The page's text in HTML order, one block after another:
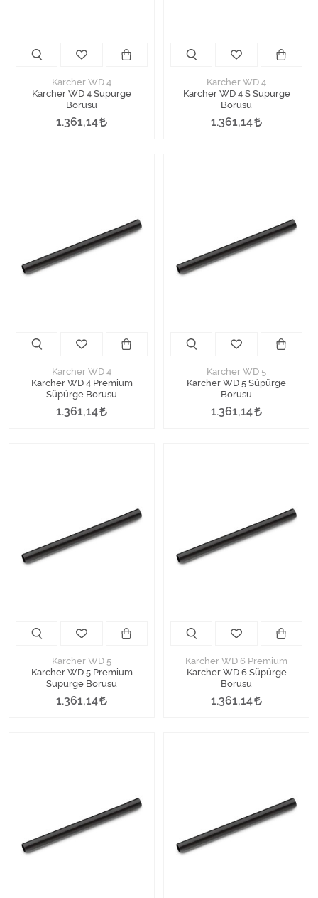
Karcher WD 4
Karcher WD 4 Süpürge
Borusu
1.361,14
Karcher WD 4
Karcher WD 4 S Süpürge
Borusu
1.361,14
Karcher WD 4
Karcher WD 4 Premium
Süpürge Borusu
1.361,14
Karcher WD 5
Karcher WD 5 Süpürge
Borusu
1.361,14
Karcher WD 5
Karcher WD 5 Premium
Süpürge Borusu
1.361,14
Karcher WD 6 Premium
Karcher WD 6 Süpürge
Borusu
1.361,14